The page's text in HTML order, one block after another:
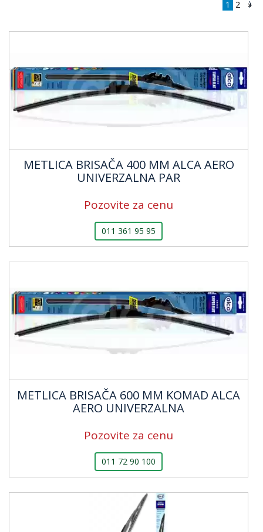
1 2 »
METLICA BRISAČA 400 MM ALCA AERO
UNIVERZALNA PAR
Pozovite za cenu
011 361 95 95
METLICA BRISAČA 600 MM KOMAD ALCA
AERO UNIVERZALNA
Pozovite za cenu
011 72 90 100